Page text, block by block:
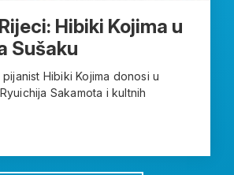
Hibiki Kojima u
Sušaku
Hibiki Kojima donosi u
Sakamota i kultnih